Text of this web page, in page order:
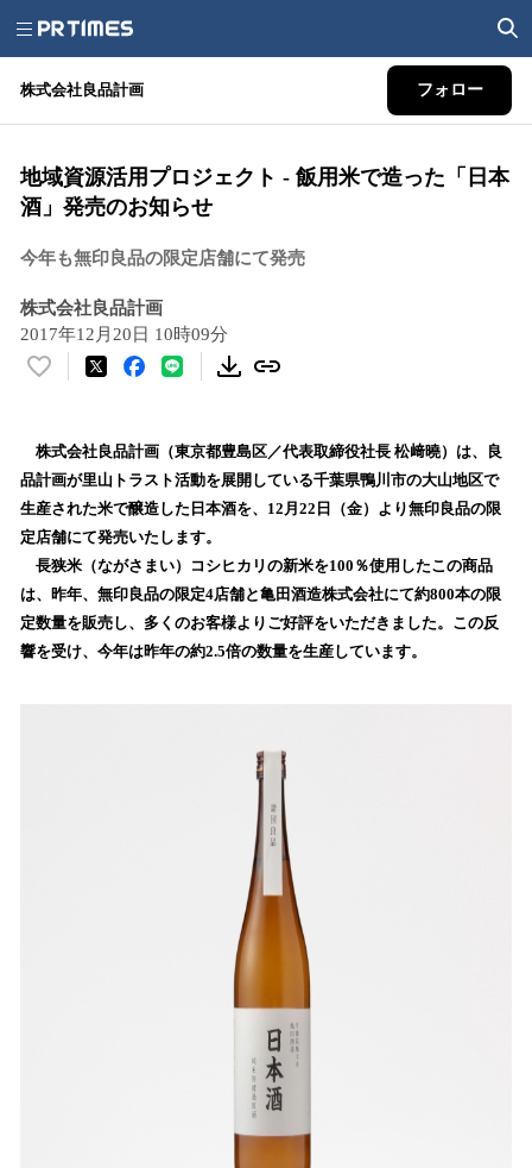
株式会社良品計画 フォロー
地域資源活用プロジェクト - 飯用米で造った「日本
酒」発売のお知らせ
今年も無印良品の限定店舗にて発売
株式会社良品計画
2017年12月20日 10時09分
い
！
数
を
読
込
み
中
で
株式会社良品計画（東京都豊島区／代表取締役社長 松﨑曉）は、良
品計画が里山トラスト活動を展開している千葉県鴨川市の大山地区で
生産された米で醸造した日本酒を、12月22日（金）より無印良品の限
定店舗にて発売いたします。
長狭米（ながさまい）コシヒカリの新米を100％使用したこの商品
は、昨年、無印良品の限定4店舗と亀田酒造株式会社にて約800本の限
定数量を販売し、多くのお客様よりご好評をいただきました。この反
響を受け、今年は昨年の約2.5倍の数量を生産しています。